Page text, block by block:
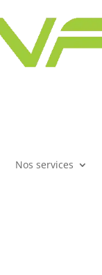
Nos services